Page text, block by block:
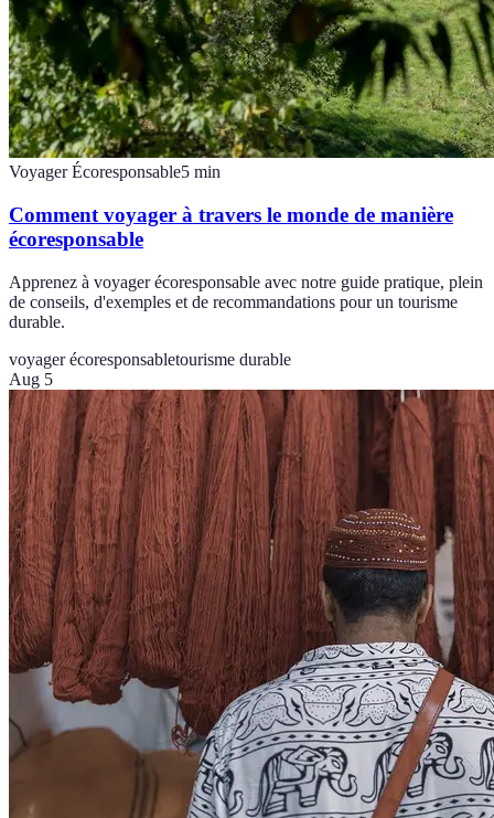
Voyager Écoresponsable5 min
Comment voyager à travers le monde de manière
écoresponsable
Apprenez à voyager écoresponsable avec notre guide pratique, plein
de conseils, d'exemples et de recommandations pour un tourisme
durable.
voyager écoresponsabletourisme durable
Aug 5